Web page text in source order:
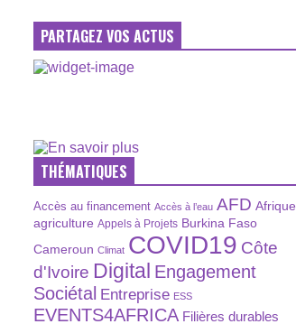
PARTAGEZ VOS ACTUS
THÉMATIQUES
Accès au financement Accès à l’eau AFD Afrique
agriculture Appels à Projets Burkina Faso
Cameroun Climat COVID19 Côte
d'Ivoire Digital Engagement
Sociétal Entreprise ESS
EVENTS4AFRICA Filières durables